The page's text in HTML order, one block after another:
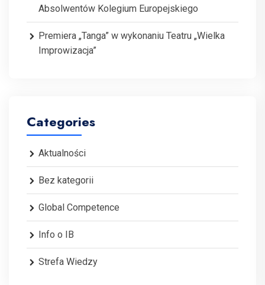
Absolwentów Kolegium Europejskiego
Premiera „Tanga” w wykonaniu Teatru „Wielka
Improwizacja”
Categories
Aktualności
Bez kategorii
Global Competence
Info o IB
Strefa Wiedzy